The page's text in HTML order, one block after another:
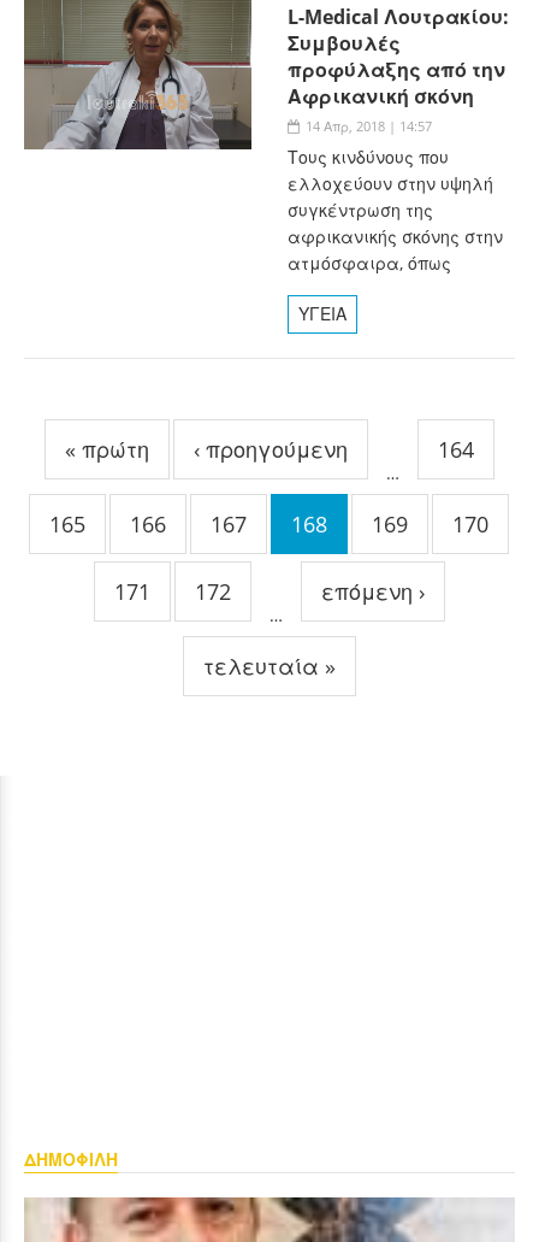
L-Medical Λουτρακίου:
Συμβουλές
προφύλαξης από την
Αφρικανική σκόνη
14 Απρ, 2018 | 14:57
Τους κινδύνους που
ελλοχεύουν στην υψηλή
συγκέντρωση της
αφρικανικής σκόνης στην
ατμόσφαιρα, όπως
ΥΓΕΙΑ
« πρώτη ‹ προηγούμενη
…
164
165 166 167 168 169 170
171 172
…
επόμενη ›
τελευταία »
ΔΗΜΟΦΙΛΗ